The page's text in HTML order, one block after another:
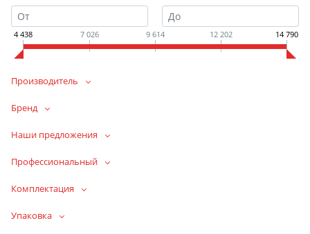
4 438 7 026 9 614 12 202 14 790
Производитель
Бренд
Наши предложения
Профессиональный
Комплектация
Упаковка